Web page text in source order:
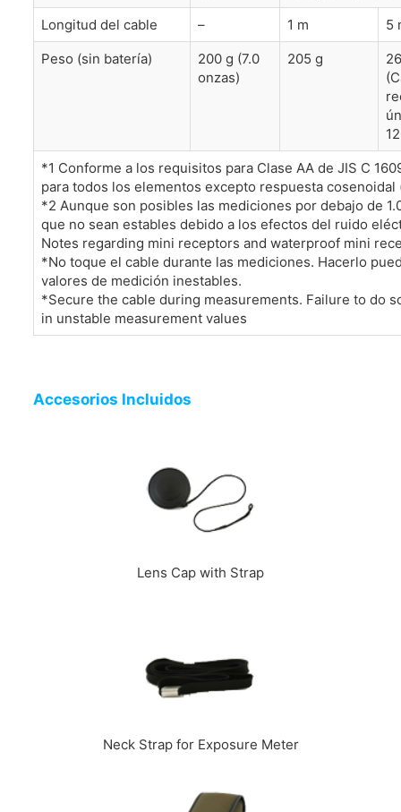
Longitud del cable
– 1 m
5
Peso (sin batería)
200 g (7.0
onzas)
205 g
*1 Conforme a los requisitos para Clase AA de JIS C
para todos los elementos excepto respuesta cosenoidal
*2 Aunque son posibles las mediciones por debajo de
que no sean estables debido a los efectos del ruido
Notes regarding mini receptors and waterproof mini
*No toque el cable durante las mediciones. Hacerlo
valores de medición inestables.
*Secure the cable during measurements. Failure to do
in unstable measurement values
Accesorios Incluidos
Lens Cap with Strap
Neck Strap for Exposure Meter